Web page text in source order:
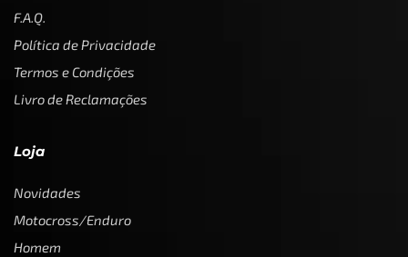
F.A.Q.
Política de Privacidade
Termos e Condições
Livro de Reclamações
Loja
Novidades
Motocross/Enduro
Homem